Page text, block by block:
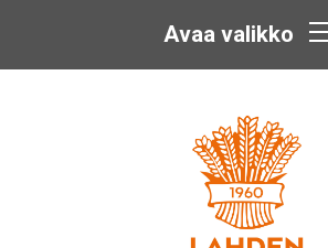
Eläkeläiset
ry
Avaa valikko